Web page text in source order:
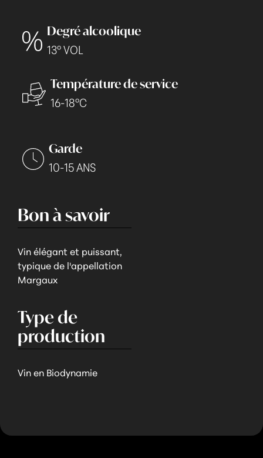
Degré alcoolique
13° VOL
Température de service
16-18°C
Garde
10-15 ANS
Bon à savoir
Vin élégant et puissant,
typique de l'appellation
Margaux
Type de
production
Vin en Biodynamie